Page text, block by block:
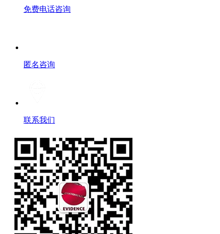
免费电话咨询
匿名咨询
联系我们